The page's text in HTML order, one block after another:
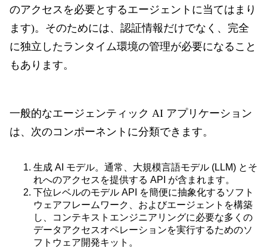
のアクセスを必要とするエージェントに当てはまり
ます)。そのためには、認証情報だけでなく、完全
に独立したランタイム環境の管理が必要になること
もあります。
一般的なエージェンティック AI アプリケーション
は、次のコンポーネントに分類できます。
生成 AI モデル。通常、大規模言語モデル (LLM) とそ
れへのアクセスを提供する API が含まれます。
下位レベルのモデル API を簡便に抽象化するソフト
ウェアフレームワーク、およびエージェントを構築
し、コンテキストエンジニアリングに必要な多くの
データアクセスオペレーションを実行するためのソ
フトウェア開発キット。